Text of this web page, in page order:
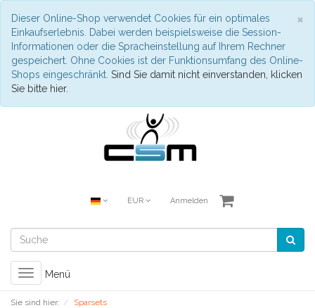
×
Dieser Online-Shop verwendet Cookies für ein optimales
Einkaufserlebnis. Dabei werden beispielsweise die Session-
Informationen oder die Spracheinstellung auf Ihrem Rechner
gespeichert. Ohne Cookies ist der Funktionsumfang des Online-
Shops eingeschränkt. Sind Sie damit nicht einverstanden, klicken
Sie bitte hier.
EUR Anmelden
Toggle
navigation
Menü
Sie sind hier: Sparsets